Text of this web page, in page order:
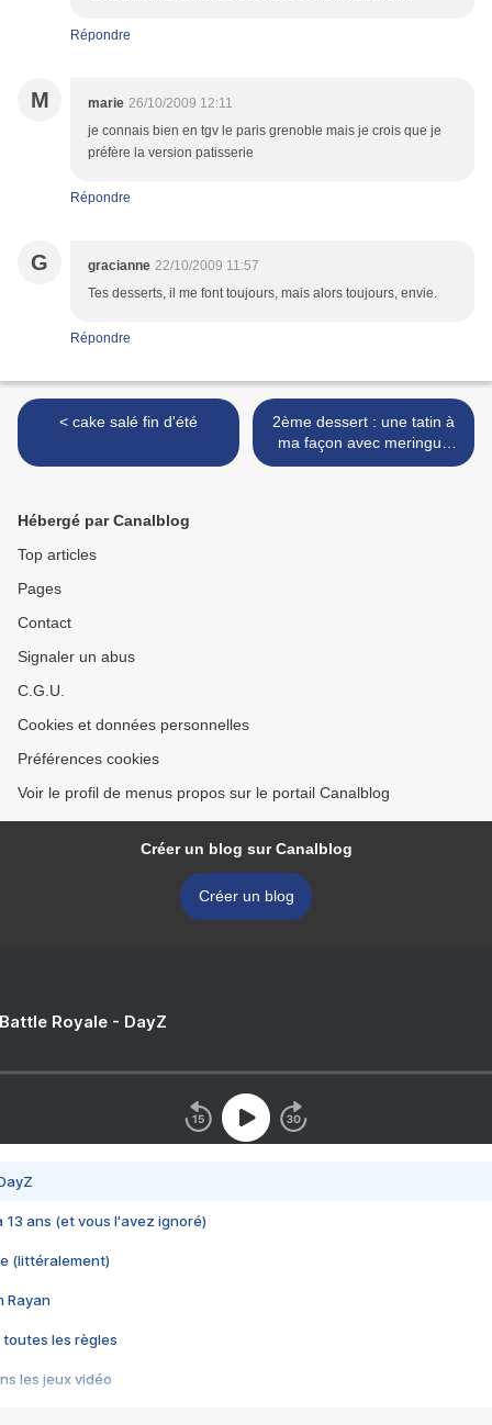
Répondre
M marie 26/10/2009 12:11
je connais bien en tgv le paris grenoble mais je crois que je
préfère la version patisserie
Répondre
G gracianne 22/10/2009 11:57
Tes desserts, il me font toujours, mais alors toujours, envie.
Répondre
< cake salé fin d'été
2ème dessert : une tatin à
ma façon avec meringue
italienne >
Hébergé par Canalblog
Top articles
Pages
Contact
Signaler un abus
C.G.U.
Cookies et données personnelles
Préférences cookies
Voir le profil de menus propos sur le portail Canalblog
Créer un blog sur Canalblog
Créer un blog
Royale - DayZ
13 ans (et vous l'avez ignoré)
(littéralement)
Rayan
toutes les règles
les jeux vidéo